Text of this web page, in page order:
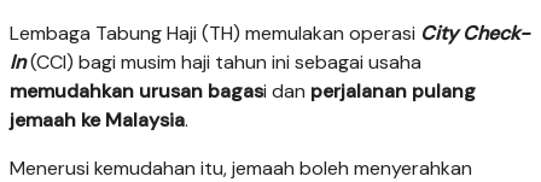
Lembaga Tabung Haji (TH) memulakan operasi City Check-
In(CCI) bagi musim haji tahun ini sebagai usaha
memudahkan urusan bagasi dan perjalanan pulang
jemaah ke Malaysia.
Menerusi kemudahan itu, jemaah boleh menyerahkan